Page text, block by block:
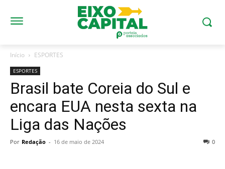
Início ESPORTES
ESPORTES
Brasil bate Coreia do Sul e
encara EUA nesta sexta na
Liga das Nações
Por Redação - 16 de maio de 2024 0